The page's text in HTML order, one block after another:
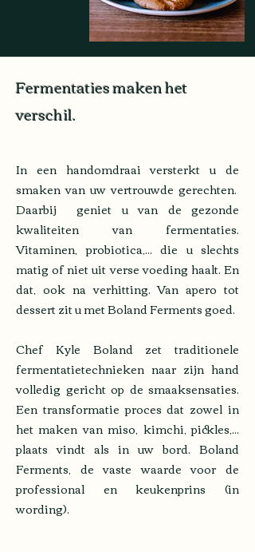
Fermentaties maken het
verschil.
In een handomdraai versterkt u de
smaken van uw vertrouwde gerechten.
Daarbij geniet u van de gezonde
kwaliteiten van fermentaties.
Vitaminen, probiotica,... die u slechts
matig of niet uit verse voeding haalt. En
dat, ook na verhitting. Van apero tot
dessert zit u met Boland Ferments goed.
Chef Kyle Boland zet traditionele
fermentatietechnieken naar zijn hand
volledig gericht op de smaaksensaties.
Een transformatie proces dat zowel in
het maken van miso, kimchi, pickles,...
plaats vindt als in uw bord. Boland
Ferments, de vaste waarde voor de
professional en keukenprins (in
wording).